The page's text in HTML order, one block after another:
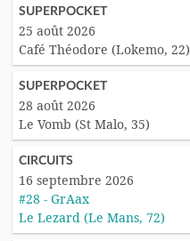
SUPERPOCKET
25 août 2026
Café Théodore (Lokemo, 22)
SUPERPOCKET
28 août 2026
Le Vomb (St Malo, 35)
CIRCUITS
16 septembre 2026
#28 - GrAax
Le Lezard (Le Mans, 72)